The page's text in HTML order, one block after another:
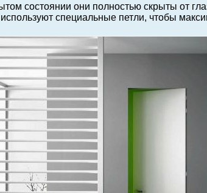
состоянии они полностью скрыты от
специальные петли, чтобы